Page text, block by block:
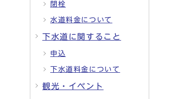
閉栓
水道料金について
下水道に関すること
申込
下水道料金について
観光・イベント